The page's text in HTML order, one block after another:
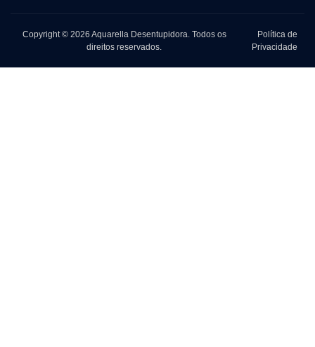
Copyright © 2026 Aquarella Desentupidora. Todos os
direitos reservados.
Política de
Privacidade